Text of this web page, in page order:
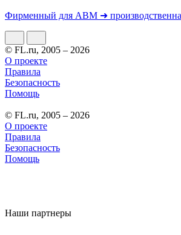
Фирменный для АВМ ➜
© FL.ru, 2005 – 2026
О проекте
Правила
Безопасность
Помощь
© FL.ru, 2005 – 2026
О проекте
Правила
Безопасность
Помощь
Наши партнеры